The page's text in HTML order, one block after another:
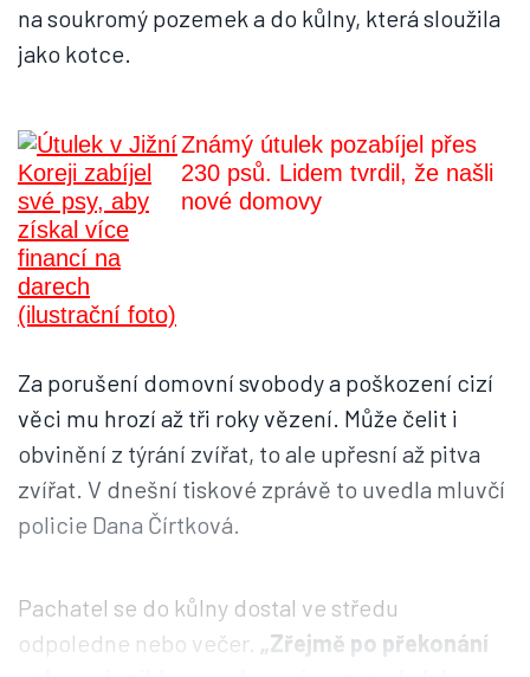
na soukromý pozemek a do kůlny, která sloužila
jako kotce.
Známý útulek pozabíjel přes
230 psů. Lidem tvrdil, že našli
nové domovy
Za porušení domovní svobody a poškození cizí
věci mu hrozí až tři roky vězení. Může čelit i
obvinění z týrání zvířat, to ale upřesní až pitva
zvířat. V dnešní tiskové zprávě to uvedla mluvčí
policie Dana Čírtková.
Pachatel se do kůlny dostal ve středu
odpoledne nebo večer. „Zřejmě po překonání